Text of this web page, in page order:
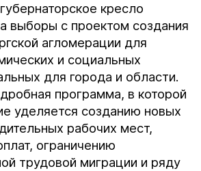
кресло
выборы с проектом создания
агломерации для
и социальных
для города и области.
программа, в которой
уделяется созданию новых
рабочих мест,
ограничению
трудовой миграции и ряду